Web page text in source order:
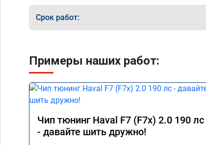
Срок работ:
Примеры наших работ:
Чип тюнинг Haval F7 (F7x) 2.0 190 лс
- давайте шить дружно!